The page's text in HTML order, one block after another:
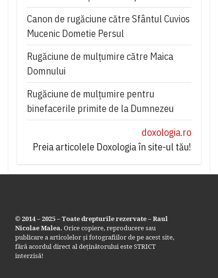
Canon de rugăciune către Sfântul Cuvios
Mucenic Dometie Persul
Rugăciune de mulţumire către Maica
Domnului
Rugăciune de mulțumire pentru
binefacerile primite de la Dumnezeu
doxologia.ro
Preia articolele Doxologia în site-ul tău!
© 2014 – 2025 – Toate drepturile rezervate – Raul
Nicolae Malea. Orice copiere, reproducere sau
publicare a articolelor și fotografiilor de pe acest site,
fără acordul direct al deținătorului este STRICT
interzisă!